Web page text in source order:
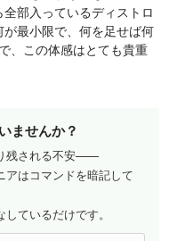
部入っているディストロ
最小限で、何を足せば何
、この体感はとても貴重
ませんか？
残される不安——
アはコマンドを暗記して
ているだけです。